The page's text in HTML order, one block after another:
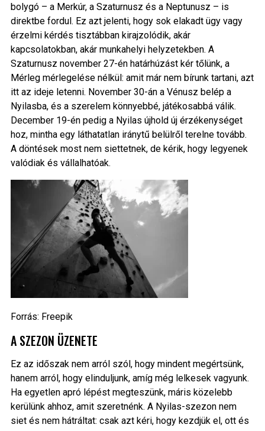
bolygó – a Merkúr, a Szaturnusz és a Neptunusz – is
direktbe fordul. Ez azt jelenti, hogy sok elakadt ügy vagy
érzelmi kérdés tisztábban kirajzolódik, akár
kapcsolatokban, akár munkahelyi helyzetekben. A
Szaturnusz november 27-én határhúzást kér tőlünk, a
Mérleg mérlegelése nélkül: amit már nem bírunk tartani, azt
itt az ideje letenni. November 30-án a Vénusz belép a
Nyilasba, és a szerelem könnyebbé, játékosabbá válik.
December 19-én pedig a Nyilas újhold új érzékenységet
hoz, mintha egy láthatatlan iránytű belülről terelne tovább.
A döntések most nem siettetnek, de kérik, hogy legyenek
valódiak és vállalhatóak.
Forrás: Freepik
A SZEZON ÜZENETE
Ez az időszak nem arról szól, hogy mindent megértsünk,
hanem arról, hogy elinduljunk, amíg még lelkesek vagyunk.
Ha egyetlen apró lépést megteszünk, máris közelebb
kerülünk ahhoz, amit szeretnénk. A Nyilas-szezon nem
siet és nem hátráltat: csak azt kéri, hogy kezdjük el, ott és